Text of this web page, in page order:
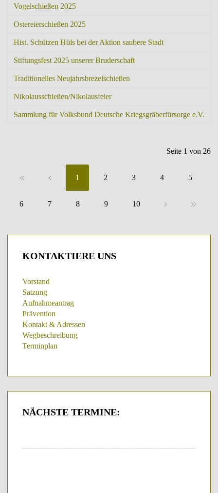
Vogelschießen 2025
Ostereierschießen 2025
Hist. Schützen Hüls bei der Aktion saubere Stadt
Stiftungsfest 2025 unserer Bruderschaft
Traditionelles Neujahrsbrezelschießen
Nikolausschießen/Nikolausfeier
Sammlung für Volksbund Deutsche Kriegsgräberfürsorge e.V.
Seite 1 von 26
1 2 3 4 5
6 7 8 9 10
KONTAKTIERE UNS
Vorstand
Satzung
Aufnahmeantrag
Prävention
Kontakt & Adressen
Wegbeschreibung
Terminplan
NÄCHSTE TERMINE: